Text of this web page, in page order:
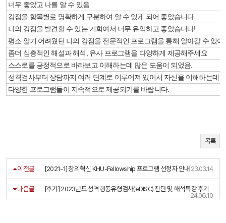
너무 좋았고 나를 알 수 있음
강점을 항목별로 명확하게 구분하여 알 수 있게 되어 좋았습니다.
나의 강점을 발견할 수 있는 기회여서 너무 유익하고 좋았습니다!
평소 알기 어려웠던 나의 강점을 전문적인 프로그램을 통해 알아갈 수 있
좀더 심층적인 해설과 해석, 유사 프로그램을 다양하게 제공해주세요
스스로를 긍정적으로 바라보고 이해하는데 많은 도움이 되었음.
성격검사부터 상담까지 여러 단계로 이루어져 있어서 자신을 이해하는데
다양한 프로그램들이 지속적으로 제공되기를 바랍니다.
목록
이전글 [2021-1] 창의혁신 KHU-Fellowship 프로그램 선정자 안내23.03.14
다음글
[후기] 2023년도 성격행동유형검사(eDISC) 진단 및 해석특강 후기
24.06.10